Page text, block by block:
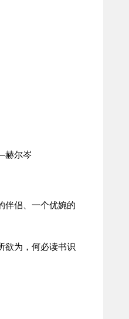
赫尔岑
伴侣、一个优婉的
欲为，何必读书识